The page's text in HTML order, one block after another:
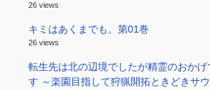
26 views
キミはあくまでも。第01巻
26 views
転生先は北の辺境でしたが精霊のおか
す ～楽園目指して狩猟開拓ときどきサウ